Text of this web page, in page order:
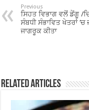
o
o
p
p
Previous
ਸਿਹਤ ਵਿਭਾਗ ਵਲੋਂ ਡੇਂਗੂ /
ਸੰਬਧੀ ਸੰਭਾਵਿਤ ਖੇਤਰਾਂ ‘ਚ
ਜਾਗਰੂਕ ਕੀਤਾ
Related Articles